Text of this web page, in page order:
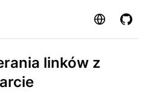
Strona
linków z